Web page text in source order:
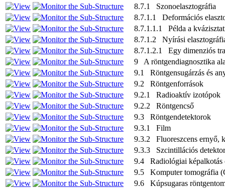
8.7.1 Szonoelasztográfia
8.7.1.1 Deformációs
8.7.1.1.1 Példa a
8.7.1.2 Nyírási
8.7.1.2.1 Egy dimenziós
9 A röntgendiagnosztika
9.1 Röntgensugárzás és
9.2 Röntgenforrások
9.2.1 Radioaktív izotópok
9.2.2 Röntgencső
9.3 Röntgendetektorok
9.3.1 Film
9.3.2 Fluoreszcens ernyő,
9.3.3 Szcintillációs
9.4 Radiológiai képalkotás
9.5 Komputer tomográfia
9.6 Kúpsugaras